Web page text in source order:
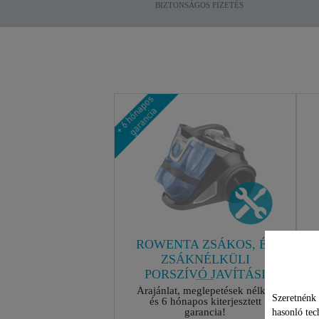
BIZTONSÁGOS FIZETÉS
ROWENTA ZSÁKOS, ÉS
ZSÁKNÉLKÜLI
PORSZÍVÓ JAVÍTÁSI
CSOMAG
Árajánlat, meglepetések nélkül
és 6 hónapos kiterjesztett
garancia!
hasonló